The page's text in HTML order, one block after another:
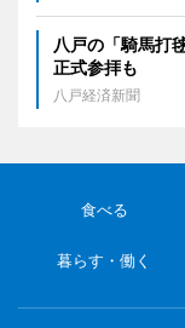
八戸の「騎馬打
正式参拝も
八戸経済新聞
食べる
暮らす・働く